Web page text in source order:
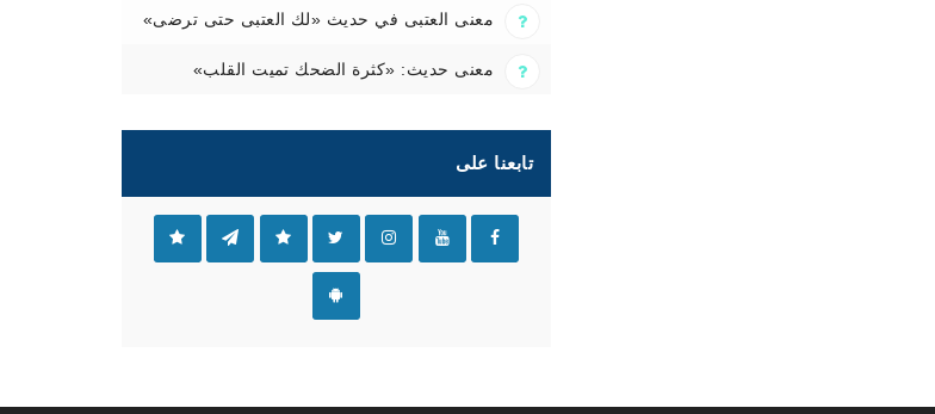
معنى العتبى في حديث «لك العتبى حتى ترضى»
معنى حديث: «كثرة الضحك تميت القلب»
تابعنا على